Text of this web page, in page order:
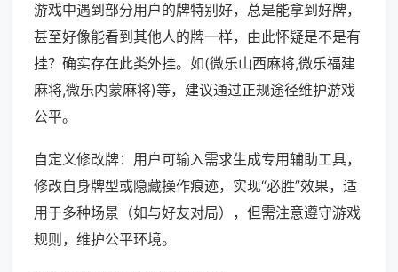
游戏中遇到部分用户的牌特别好，总是能拿到好牌，
甚至好像能看到其他人的牌一样，由此怀疑是不是有
挂？确实存在此类外挂。如(微乐山西麻将,微乐福建
麻将,微乐内蒙麻将)等，建议通过正规途径维护游戏
公平。
自定义修改牌：用户可输入需求生成专用辅助工具，
修改自身牌型或隐藏操作痕迹，实现“必胜”效果，适
用于多种场景（如与好友对局），但需注意遵守游戏
规则，维护公平环境。